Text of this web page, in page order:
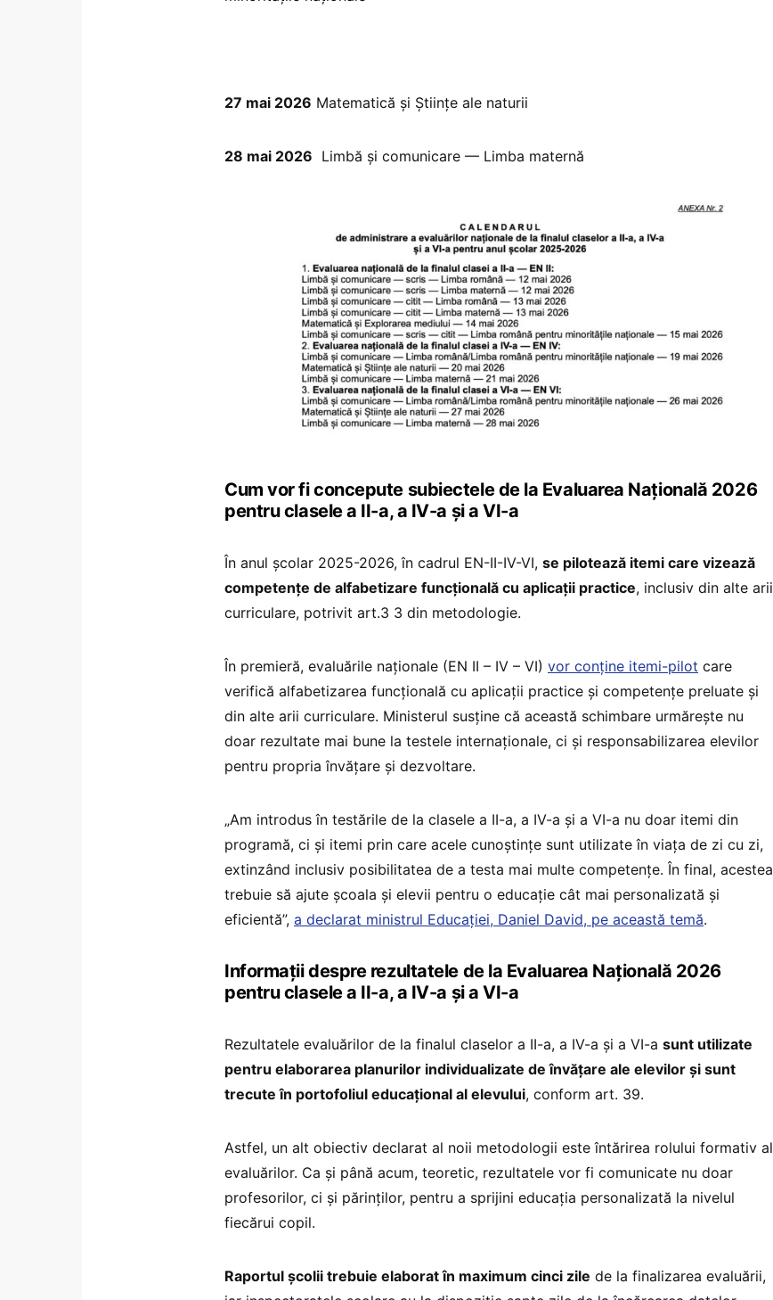
27 mai 2026 Matematică și Științe ale naturii
28 mai 2026 Limbă și comunicare — Limba maternă
Cum vor fi concepute subiectele de la Evaluarea Națională 2026
pentru clasele a II-a, a IV-a și a VI-a
În anul școlar 2025-2026, în cadrul EN-II-IV-VI, se pilotează itemi care vizează
competențe de alfabetizare funcțională cu aplicații practice, inclusiv din alte arii
curriculare, potrivit art.3 3 din metodologie.
În premieră, evaluările naționale (EN II – IV – VI) vor conține itemi-pilot care
verifică alfabetizarea funcțională cu aplicații practice și competențe preluate și
din alte arii curriculare. Ministerul susține că această schimbare urmărește nu
doar rezultate mai bune la testele internaționale, ci și responsabilizarea elevilor
pentru propria învățare și dezvoltare.
„Am introdus în testările de la clasele a II-a, a IV-a și a VI-a nu doar itemi din
programă, ci și itemi prin care acele cunoștințe sunt utilizate în viața de zi cu zi,
extinzând inclusiv posibilitatea de a testa mai multe competențe. În final, acestea
trebuie să ajute școala și elevii pentru o educație cât mai personalizată și
eficientă”, a declarat ministrul Educației, Daniel David, pe această temă.
Informații despre rezultatele de la Evaluarea Națională 2026
pentru clasele a II-a, a IV-a și a VI-a
Rezultatele evaluărilor de la finalul claselor a II-a, a IV-a și a VI-a sunt utilizate
pentru elaborarea planurilor individualizate de învățare ale elevilor și sunt
trecute în portofoliul educațional al elevului, conform art. 39.
Astfel, un alt obiectiv declarat al noii metodologii este întărirea rolului formativ al
evaluărilor. Ca și până acum, teoretic, rezultatele vor fi comunicate nu doar
profesorilor, ci și părinților, pentru a sprijini educația personalizată la nivelul
fiecărui copil.
Raportul școlii trebuie elaborat în maximum cinci zile de la finalizarea evaluării,